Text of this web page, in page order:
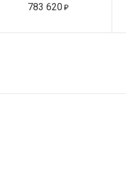
783 620